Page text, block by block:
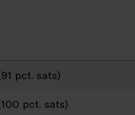
pct. sats)
pct. sats)